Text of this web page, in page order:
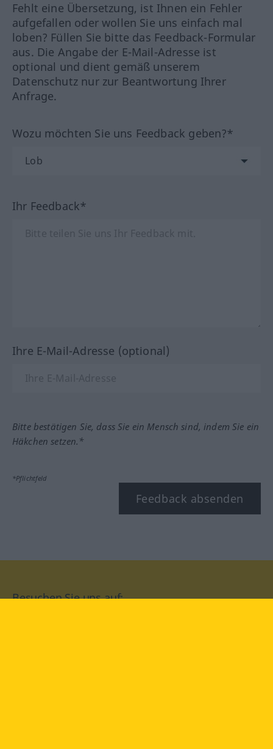
Fehlt eine Übersetzung, ist Ihnen ein Fehler
aufgefallen oder wollen Sie uns einfach mal
loben? Füllen Sie bitte das Feedback-Formular
aus. Die Angabe der E-Mail-Adresse ist
optional und dient gemäß unserem
Datenschutz nur zur Beantwortung Ihrer
Anfrage.
Wozu möchten Sie uns Feedback geben?*
Ihr Feedback*
Ihre E-Mail-Adresse (optional)
Bitte bestätigen Sie, dass Sie ein Mensch sind, indem Sie ein
Häkchen setzen.*
*Pflichtfeld
Feedback absenden
Besuchen Sie uns auf: